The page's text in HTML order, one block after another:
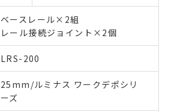
ベースレール×2組
レール接続ジョイント×2個
LRS-200
25mm/ルミナス ワークデポシリ
ーズ